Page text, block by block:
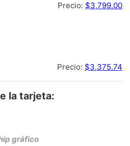
Precio: $3,799.00
Precio: $3,375.74
la tarjeta:
gráfico